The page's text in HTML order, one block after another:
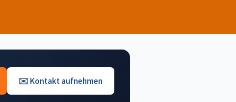
✉️ Kontakt aufnehmen